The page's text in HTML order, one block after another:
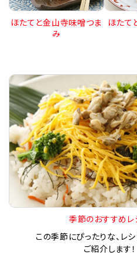
ほたてと金山寺味噌つま
み
ほたて
季節のおすすめレ
この季節にぴったりな、レ
ご紹介します！